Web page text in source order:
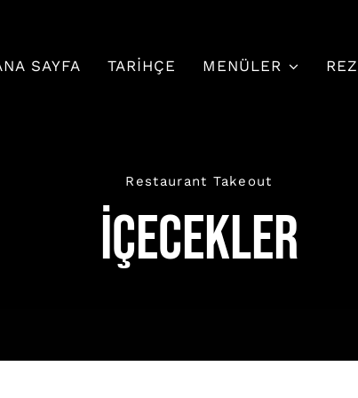
SAYFA TARIHÇE MENÜLER
Restaurant Takeout
İçecekler